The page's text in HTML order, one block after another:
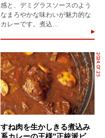
感と、デミグラスソースのよう
なまろやかな味わいが魅力的な
カレーです。煮込...
2024.07.25
すね肉を生かしきる煮込み
系カレーの王様"正統派ビ